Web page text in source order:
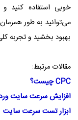
خوبی استفاده کنید
می‌توانید به طور
بهبود بخشید و تجربه
مقالات مرتبط:
CPC چیست؟
افزایش سرعت سایت
ابزار تست سرعت سایت